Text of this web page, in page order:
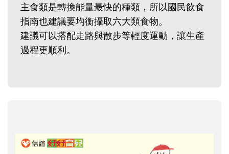
主食類是轉換能量最快的種類，所以國民飲食
指南也建議要均衡攝取六大類食物。
建議可以搭配走路與散步等輕度運動，讓生產
過程更順利。